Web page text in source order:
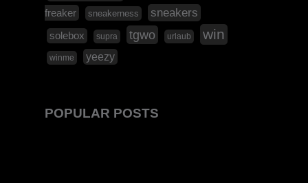
freaker
sneakerness sneakers
solebox supra tgwo urlaub win
winme yeezy
POPULAR POSTS